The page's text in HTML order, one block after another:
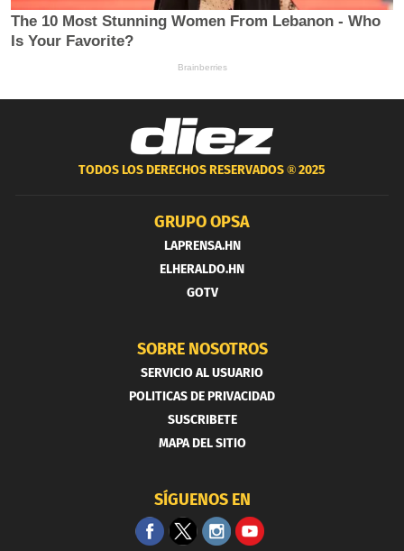
TODOS LOS DERECHOS RESERVADOS ®2025
GRUPO OPSA
LAPRENSA.HN
ELHERALDO.HN
GOTV
SOBRE NOSOTROS
SERVICIO AL USUARIO
POLITICAS DE PRIVACIDAD
SUSCRIBETE
MAPA DEL SITIO
SÍGUENOS EN